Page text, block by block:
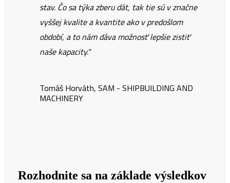
stav. Čo sa týka zberu dát, tak tie sú v značne
vyššej kvalite a kvantite ako v predošlom
období, a to nám dáva možnosť lepšie zistiť
naše kapacity."
Tomáš Horváth, SAM - SHIPBUILDING AND
MACHINERY
Rozhodnite sa na základe výsledkov